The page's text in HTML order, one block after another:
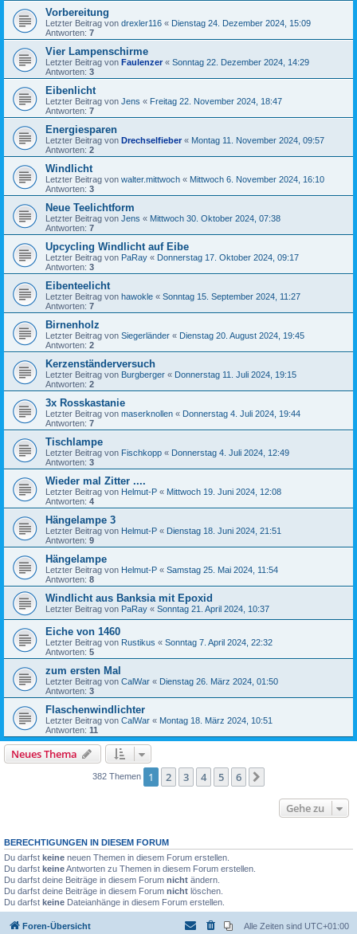
Vorbereitung
Letzter Beitrag von drexler116 « Dienstag 24. Dezember 2024, 15:09
Antworten: 7
Vier Lampenschirme
Letzter Beitrag von Faulenzer « Sonntag 22. Dezember 2024, 14:29
Antworten: 3
Eibenlicht
Letzter Beitrag von Jens « Freitag 22. November 2024, 18:47
Antworten: 7
Energiesparen
Letzter Beitrag von Drechselfieber « Montag 11. November 2024, 09:57
Antworten: 2
Windlicht
Letzter Beitrag von walter.mittwoch « Mittwoch 6. November 2024, 16:10
Antworten: 3
Neue Teelichtform
Letzter Beitrag von Jens « Mittwoch 30. Oktober 2024, 07:38
Antworten: 7
Upcycling Windlicht auf Eibe
Letzter Beitrag von PaRay « Donnerstag 17. Oktober 2024, 09:17
Antworten: 3
Eibenteelicht
Letzter Beitrag von hawokle « Sonntag 15. September 2024, 11:27
Antworten: 7
Birnenholz
Letzter Beitrag von Siegerländer « Dienstag 20. August 2024, 19:45
Antworten: 2
Kerzenständerversuch
Letzter Beitrag von Burgberger « Donnerstag 11. Juli 2024, 19:15
Antworten: 2
3x Rosskastanie
Letzter Beitrag von maserknollen « Donnerstag 4. Juli 2024, 19:44
Antworten: 7
Tischlampe
Letzter Beitrag von Fischkopp « Donnerstag 4. Juli 2024, 12:49
Antworten: 3
Wieder mal Zitter ....
Letzter Beitrag von Helmut-P « Mittwoch 19. Juni 2024, 12:08
Antworten: 4
Hängelampe 3
Letzter Beitrag von Helmut-P « Dienstag 18. Juni 2024, 21:51
Antworten: 9
Hängelampe
Letzter Beitrag von Helmut-P « Samstag 25. Mai 2024, 11:54
Antworten: 8
Windlicht aus Banksia mit Epoxid
Letzter Beitrag von PaRay « Sonntag 21. April 2024, 10:37
Eiche von 1460
Letzter Beitrag von Rustikus « Sonntag 7. April 2024, 22:32
Antworten: 5
zum ersten Mal
Letzter Beitrag von CalWar « Dienstag 26. März 2024, 01:50
Antworten: 3
Flaschenwindlichter
Letzter Beitrag von CalWar « Montag 18. März 2024, 10:51
Antworten: 11
Neues Thema
382 Themen 1 2 3 4 5 6
Gehe zu
BERECHTIGUNGEN IN DIESEM FORUM
Du darfst keine neuen Themen in diesem Forum erstellen.
Du darfst keineAntworten zu Themen in diesem Forum erstellen.
Du darfst deine Beiträge in diesem Forum nicht ändern.
Du darfst deine Beiträge in diesem Forum nicht löschen.
Du darfst keine Dateianhänge in diesem Forum erstellen.
Foren-Übersicht Alle Zeiten sind UTC+01:00